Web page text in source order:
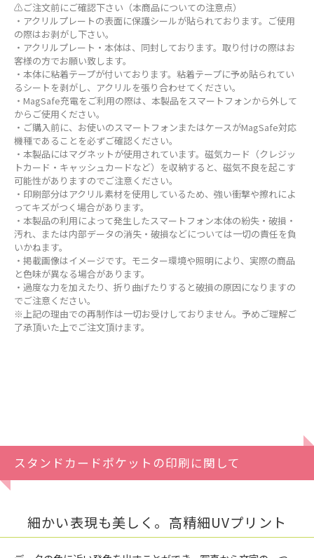
⚠ご注文前にご確認下さい（本商品についての注意点）
・アクリルプレートの表面に保護シールが貼られております。ご使用
の際はお剥がし下さい。
・アクリルプレート・本体は、同封しております。取り付けの際はお
客様の方でお願い致します。
・本体に粘着テープが付いております。粘着テープに予め貼られてい
るシートを剥がし、アクリルを張り合わせてください。
・MagSafe充電をご利用の際は、本製品をスマートフォンから外して
からご使用ください。
・ご購入前に、お使いのスマートフォンまたはケースがMagSafe対応
機種であることを必ずご確認ください。
・本製品にはマグネットが使用されています。磁気カード（クレジッ
トカード・キャッシュカードなど）を収納すると、磁気不良を起こす
可能性がありますのでご注意ください。
・印刷部分はアクリル素材を使用しているため、強い衝撃や擦れによ
ってキズがつく場合があります。
・本製品の利用によって発生したスマートフォン本体の紛失・破損・
汚れ、または内部データの消失・破損などについては一切の責任を負
いかねます。
・掲載画像はイメージです。モニター環境や照明により、実際の商品
と色味が異なる場合があります。
・過度な力を加えたり、折り曲げたりすると破損の原因になりますの
でご注意ください。
※上記の理由での再制作は一切お受けしておりません。予めご理解ご
了承頂いた上でご注文頂けます。
スタンドカードポケットの印刷に関して
細かい表現も美しく。高精細UVプリント